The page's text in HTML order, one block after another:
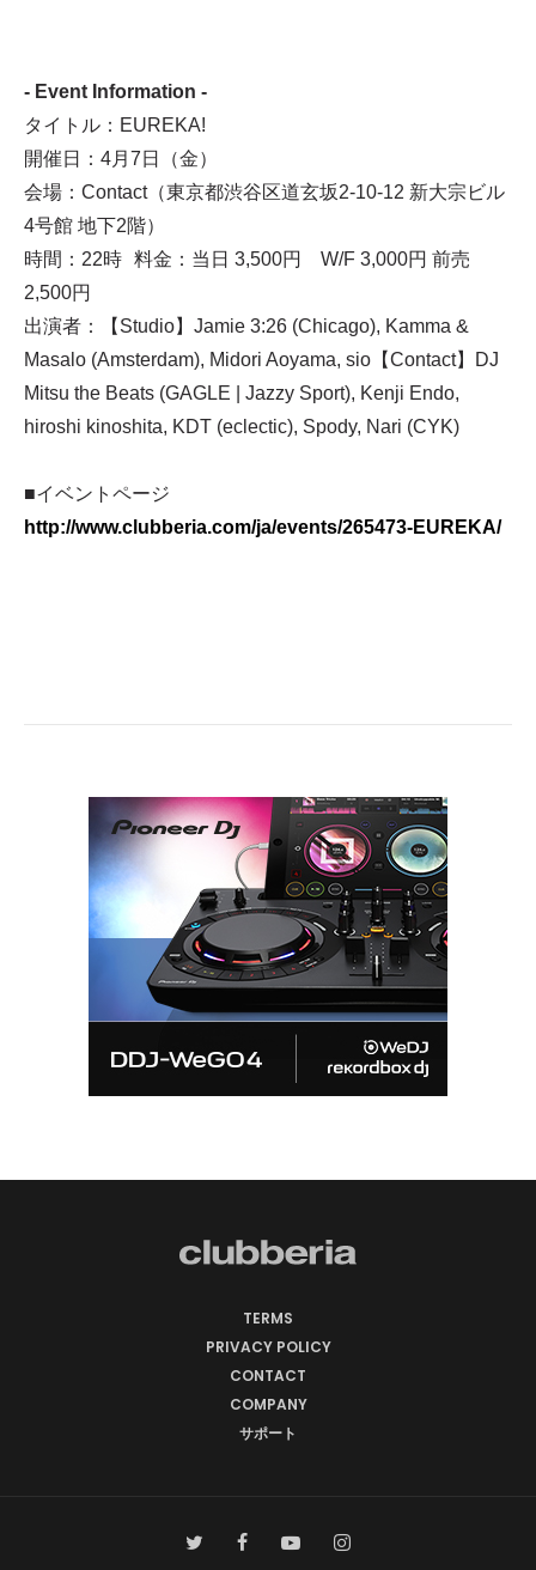
- Event Information -
タイトル：EUREKA!
開催日：4月7日（金）
会場：Contact（東京都渋谷区道玄坂2-10-12 新大宗ビル
4号館 地下2階）
時間：22時 料金：当日 3,500円 W/F 3,000円 前売
2,500円
出演者：【Studio】Jamie 3:26 (Chicago), Kamma &
Masalo (Amsterdam), Midori Aoyama, sio【Contact】DJ
Mitsu the Beats (GAGLE | Jazzy Sport), Kenji Endo,
hiroshi kinoshita, KDT (eclectic), Spody, Nari (CYK)
■イベントページ
http://www.clubberia.com/ja/events/265473-EUREKA/
TERMS
PRIVACY POLICY
CONTACT
COMPANY
サポート